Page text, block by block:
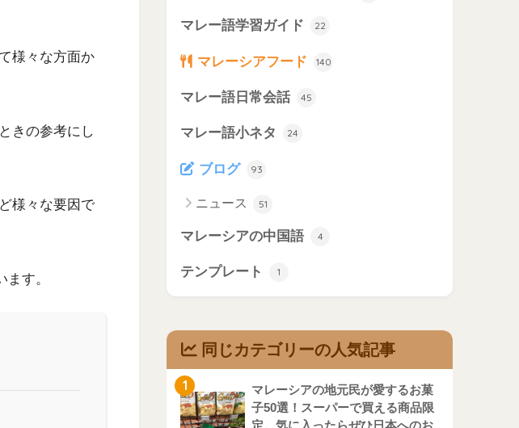
様々な方面か
きの参考にし
様々な要因で
す。
マレー語学習ガイド 22
マレーシアフード 140
マレー語日常会話 45
マレー語小ネタ 24
ブログ 93
ニュース 51
マレーシアの中国語 4
テンプレート 1
同じカテゴリーの人気記事
1
マレーシアの地元民が愛するお菓
子50選！スーパーで買える商品限
定。気に入ったらぜひ日本へのお